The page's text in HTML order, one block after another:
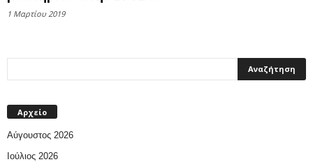
1 Μαρτίου 2019
Αρχείο
Αύγουστος 2026
Ιούλιος 2026